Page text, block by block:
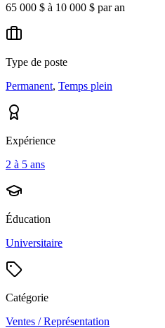
65 000 $ à 10 000 $ par an
Type de poste
Permanent, Temps plein
Expérience
2 à 5 ans
Éducation
Universitaire
Catégorie
Ventes / Représentation